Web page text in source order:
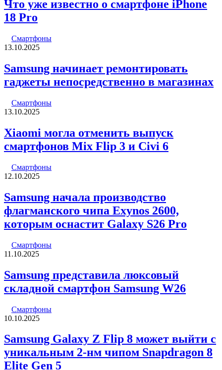
Что уже известно о смартфоне iPhone
18 Pro
Смартфоны
13.10.2025
Samsung начинает ремонтировать
гаджеты непосредственно в магазинах
Смартфоны
13.10.2025
Xiaomi могла отменить выпуск
смартфонов Mix Flip 3 и Civi 6
Смартфоны
12.10.2025
Samsung начала производство
флагманского чипа Exynos 2600,
которым оснастит Galaxy S26 Pro
Смартфоны
11.10.2025
Samsung представила люксовый
складной смартфон Samsung W26
Смартфоны
10.10.2025
Samsung Galaxy Z Flip 8 может выйти с
уникальным 2-нм чипом Snapdragon 8
Elite Gen 5